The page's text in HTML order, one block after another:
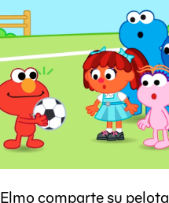
Elmo comparte su pelota